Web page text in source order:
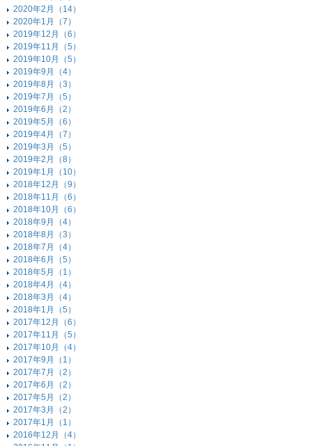
2020年2月（14）
2020年1月（7）
2019年12月（6）
2019年11月（5）
2019年10月（5）
2019年9月（4）
2019年8月（3）
2019年7月（5）
2019年6月（2）
2019年5月（6）
2019年4月（7）
2019年3月（5）
2019年2月（8）
2019年1月（10）
2018年12月（9）
2018年11月（6）
2018年10月（6）
2018年9月（4）
2018年8月（3）
2018年7月（4）
2018年6月（5）
2018年5月（1）
2018年4月（4）
2018年3月（4）
2018年1月（5）
2017年12月（6）
2017年11月（5）
2017年10月（4）
2017年9月（1）
2017年7月（2）
2017年6月（2）
2017年5月（2）
2017年3月（2）
2017年1月（1）
2016年12月（4）